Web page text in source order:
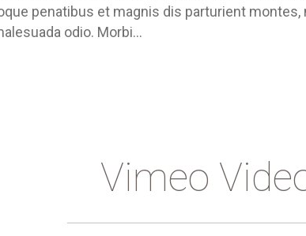
penatibus et magnis dis parturient
odio. Morbi…
Vimeo